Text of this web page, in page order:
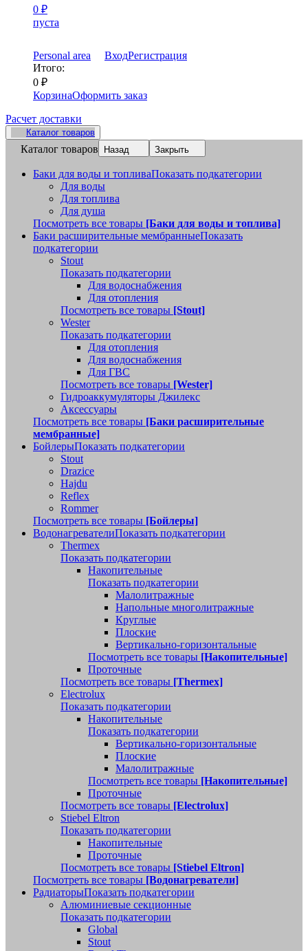
0 ₽
пуста
Personal area ВходРегистрация
Итого:
0 ₽
КорзинаОформить заказ
Расчет доставки
Каталог товаров
Каталог товаров Назад Закрыть
Баки для воды и топливаПоказать подкатегории
Для воды
Для топлива
Для душа
Посмотреть все товары [Баки для воды и топлива]
Баки расширительные мембранныеПоказать
подкатегории
Stout
Показать подкатегории
Для водоснабжения
Для отопления
Посмотреть все товары [Stout]
Wester
Показать подкатегории
Для отопления
Для водоснабжения
Для ГВС
Посмотреть все товары [Wester]
Гидроаккумуляторы Джилекс
Аксессуары
Посмотреть все товары [Баки расширительные
мембранные]
БойлерыПоказать подкатегории
Stout
Drazice
Hajdu
Reflex
Rommer
Посмотреть все товары [Бойлеры]
ВодонагревателиПоказать подкатегории
Thermex
Показать подкатегории
Накопительные
Показать подкатегории
Малолитражные
Напольные многолитражные
Круглые
Плоские
Вертикально-горизонтальные
Посмотреть все товары [Накопительные]
Проточные
Посмотреть все товары [Thermex]
Electrolux
Показать подкатегории
Накопительные
Показать подкатегории
Вертикально-горизонтальные
Плоские
Малолитражные
Посмотреть все товары [Накопительные]
Проточные
Посмотреть все товары [Electrolux]
Stiebel Eltron
Показать подкатегории
Накопительные
Проточные
Посмотреть все товары [Stiebel Eltron]
Посмотреть все товары [Водонагреватели]
РадиаторыПоказать подкатегории
Алюминиевые секционные
Показать подкатегории
Global
Stout